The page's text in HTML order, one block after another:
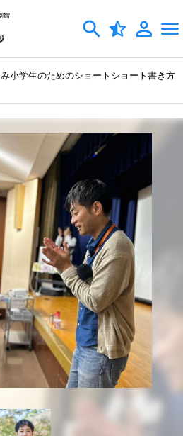
館
み小学生のためのショートショート書き方